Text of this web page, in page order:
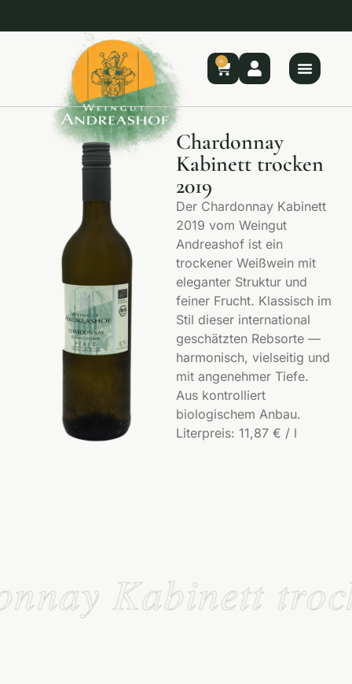
0
Chardonnay
Kabinett trocken
2019
Der Chardonnay Kabinett
2019 vom Weingut
Andreashof ist ein
trockener Weißwein mit
eleganter Struktur und
feiner Frucht. Klassisch im
Stil dieser international
geschätzten Rebsorte —
harmonisch, vielseitig und
mit angenehmer Tiefe.
Aus kontrolliert
biologischem Anbau.
Literpreis: 11,87 € / l
Kabinett